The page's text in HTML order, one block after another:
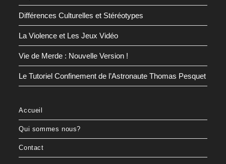
Différences Culturelles et Stéréotypes
La Violence et Les Jeux Vidéo
Vie de Merde : Nouvelle Version !
Le Tutoriel Confinement de l’Astronaute Thomas Pesquet
Accueil
Qui sommes nous?
Contact